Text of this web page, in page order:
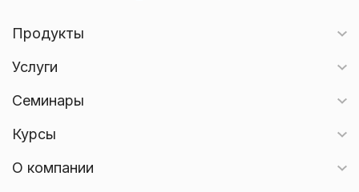
Продукты
Услуги
Семинары
Курсы
О компании